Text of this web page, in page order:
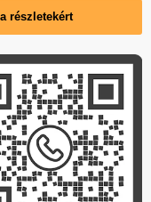
részletekért